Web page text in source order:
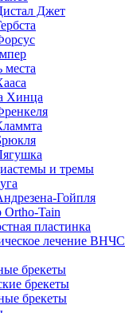
Джет
места
Хинца
и тремы
Гойпля
Ortho-Tain
пластинка
лечение ВНЧС
брекеты
брекеты
брекеты